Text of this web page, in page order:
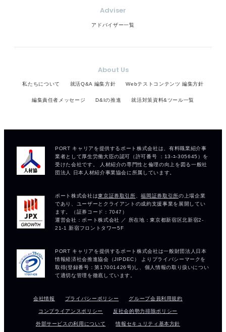
Adviser
アドバイザー一覧
About Us
私たちについて 就活Q&A 編集方針 Webテストコンテンツ 編集方針
編集責任者メッセージ D&Iの推進 就活対策資料&ツール一覧
会社情報 プライバシーポリシー グループ会員利用規約
コンプライアンスポリシー 反社会的勢力排除ポリシー
外部サービスの利用について 情報セキュリティ基本方針